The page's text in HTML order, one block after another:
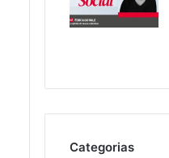
Categorias